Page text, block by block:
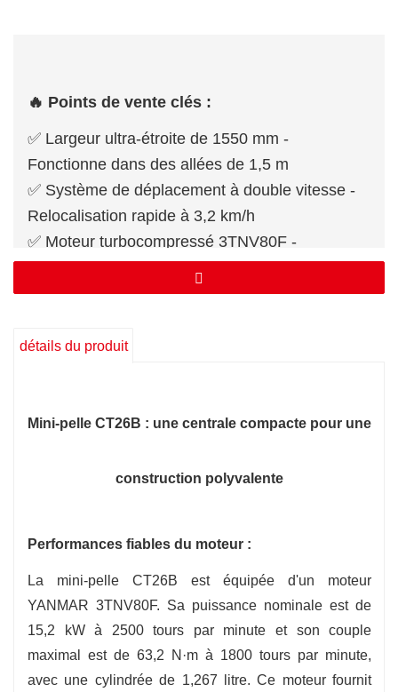
🔥 Points de vente clés :
✅ Largeur ultra-étroite de 1550 mm -
Fonctionne dans des allées de 1,5 m
✅ Système de déplacement à double vitesse -
Relocalisation rapide à 3,2 km/h
✅ Moteur turbocompressé 3TNV80F -
N·m
puissant que la norme industrielle
détails du produit
Mini-pelle CT26B : une centrale compacte pour une
construction polyvalente
Performances fiables du moteur :
La mini-pelle CT26B est équipée d'un moteur
YANMAR 3TNV80F. Sa puissance nominale est de
15,2 kW à 2500 tours par minute et son couple
maximal est de 63,2 N·m à 1800 tours par minute,
avec une cylindrée de 1,267 litre. Ce moteur fournit